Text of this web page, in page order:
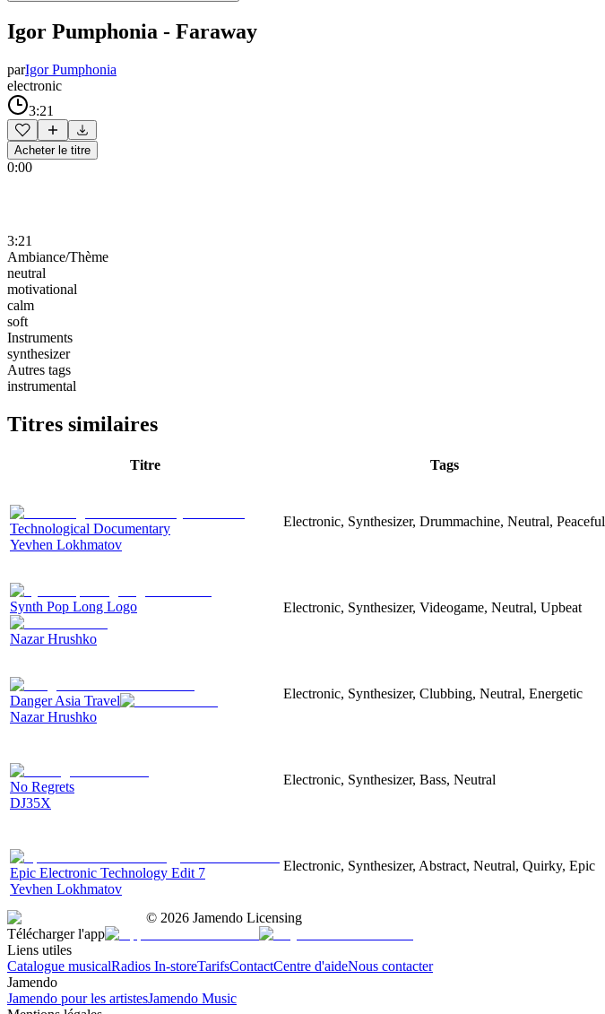
Igor Pumphonia - Faraway
parIgor Pumphonia
electronic
3:21
Acheter le titre
0:00
3:21
Ambiance/Thème
neutral
motivational
calm
soft
Instruments
synthesizer
Autres tags
instrumental
Titres similaires
Titre Tags
Technological Documentary
Yevhen Lokhmatov
Electronic, Synthesizer, Drummachine, Neutral, Peaceful
Synth Pop Long Logo
Nazar Hrushko
Electronic, Synthesizer, Videogame, Neutral, Upbeat
Danger Asia Travel
Nazar Hrushko
Electronic, Synthesizer, Clubbing, Neutral, Energetic
No Regrets
DJ35X
Electronic, Synthesizer, Bass, Neutral
Epic Electronic Technology Edit 7
Yevhen Lokhmatov
Electronic, Synthesizer, Abstract, Neutral, Quirky, Epic
© 2026 Jamendo Licensing
Télécharger l'app
Liens utiles
Catalogue musicalRadios In-storeTarifsContactCentre d'aideNous contacter
Jamendo
Jamendo pour les artistesJamendo Music